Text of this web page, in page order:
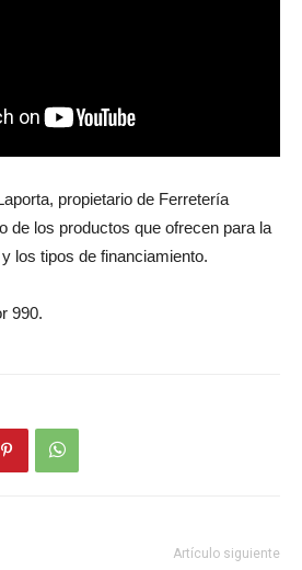
propietario de Ferretería
de los productos que ofrecen para la
los tipos de financiamiento.
990.
Artículo siguiente